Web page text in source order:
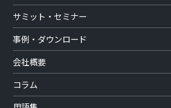
サミット・セミナー
事例・ダウンロード
会社概要
コラム